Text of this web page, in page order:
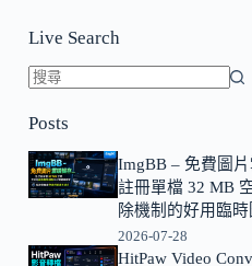
Live Search
不
到
符
件
Posts
ImgBB – 免費圖
註冊單檔 32 MB
除機制的好用臨時
2026-07-28
HitPaw Video